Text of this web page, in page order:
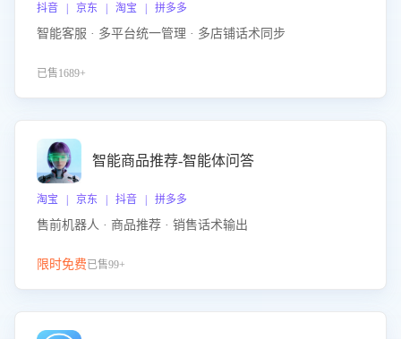
抖音 | 京东 | 淘宝 | 拼多多
智能客服 · 多平台统一管理 · 多店铺话术同步
已售1689+
智能商品推荐-智能体问答
淘宝 | 京东 | 抖音 | 拼多多
售前机器人 · 商品推荐 · 销售话术输出
限时免费已售99+